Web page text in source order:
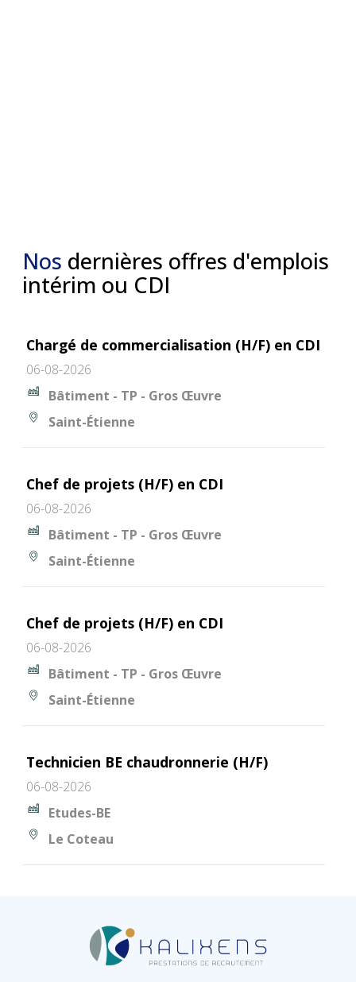
Nos dernières offres d'emplois
intérim ou CDI
Chargé de commercialisation (H/F) en CDI
06-08-2026
Bâtiment - TP - Gros Œuvre
Saint-Étienne
Chef de projets (H/F) en CDI
06-08-2026
Bâtiment - TP - Gros Œuvre
Saint-Étienne
Chef de projets (H/F) en CDI
06-08-2026
Bâtiment - TP - Gros Œuvre
Saint-Étienne
Technicien BE chaudronnerie (H/F)
06-08-2026
Etudes-BE
Le Coteau